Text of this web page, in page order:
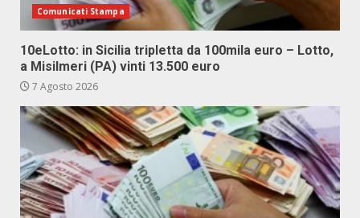
Comunicati Stampa
10eLotto: in Sicilia tripletta da 100mila euro – Lotto,
a Misilmeri (PA) vinti 13.500 euro
7 Agosto 2026